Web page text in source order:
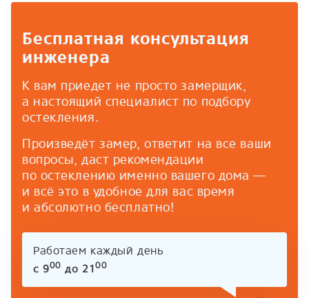
Бесплатная консультация
инженера
К вам приедет не просто замерщик,
а настоящий специалист по подбору
остекления.
Произведёт замер, ответит на все ваши
вопросы, даст рекомендации
по остеклению именно вашего дома —
и всё это в удобное для вас время
и абсолютно бесплатно!
Работаем каждый день
с 900 до 2100